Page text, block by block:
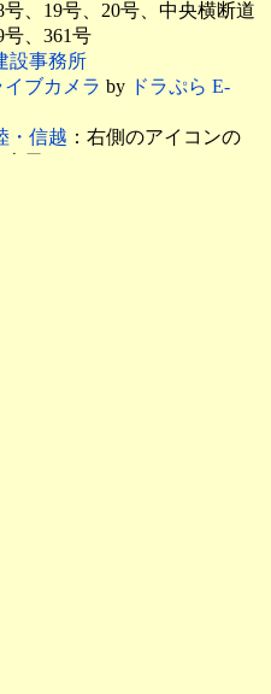
号、19号、20号、中央横断道
号、361号
設事務所
ブカメラ by ドラぷら E-
・信越 ：右側のアイコンの